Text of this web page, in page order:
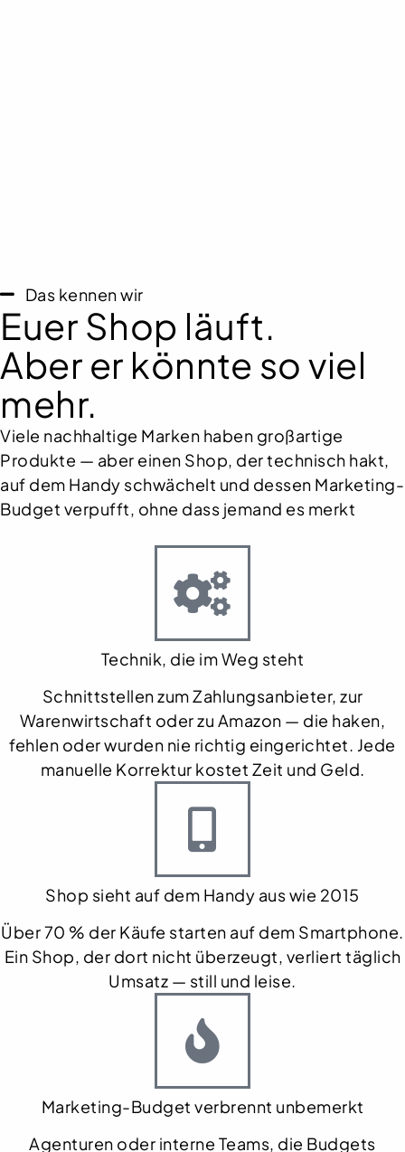
Das kennen wir
Euer Shop läuft.
Aber er könnte so viel
mehr.
Viele nachhaltige Marken haben großartige
Produkte — aber einen Shop, der technisch hakt,
auf dem Handy schwächelt und dessen Marketing-
Budget verpufft, ohne dass jemand es merkt
Technik, die im Weg steht
Schnittstellen zum Zahlungsanbieter, zur
Warenwirtschaft oder zu Amazon — die haken,
fehlen oder wurden nie richtig eingerichtet. Jede
manuelle Korrektur kostet Zeit und Geld.
Shop sieht auf dem Handy aus wie 2015
Über 70 % der Käufe starten auf dem Smartphone.
Ein Shop, der dort nicht überzeugt, verliert täglich
Umsatz — still und leise.
Marketing-Budget verbrennt unbemerkt
Agenturen oder interne Teams, die Budgets